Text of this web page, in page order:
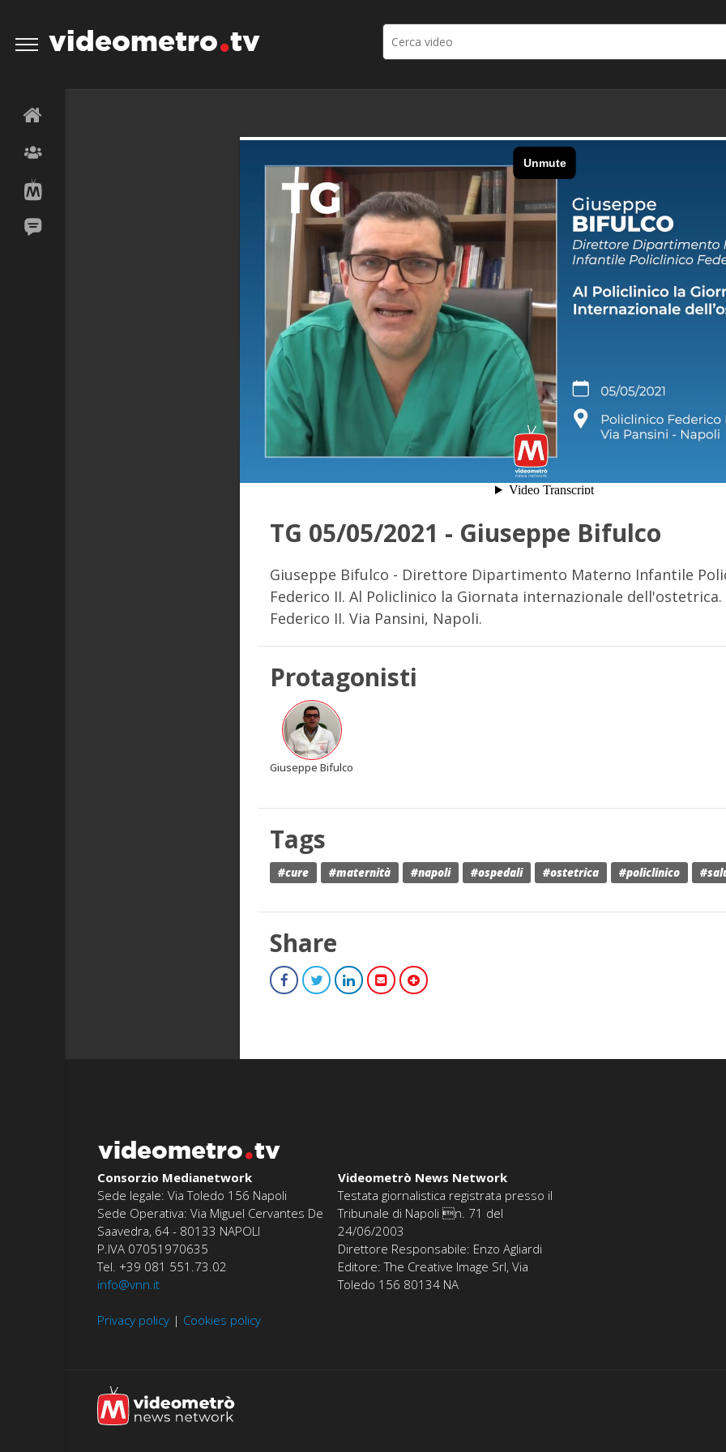
videometro tv
TG 05/05/2021 - Giuseppe Bifulco
Giuseppe Bifulco - Direttore Dipartimento Materno Infantile
Federico II. Al Policlinico la Giornata internazionale
Federico II. Via Pansini, Napoli.
Protagonisti
Giuseppe Bifulco
Tags
#cure #maternità #napoli #ospedali #ostetrica #policlinico
Share
videometro tv
Consorzio Medianetwork
Sede legale: Via Toledo 156 Napoli
Sede Operativa: Via Miguel Cervantes De
Saavedra, 64 - 80133 NAPOLI
P.IVA 07051970635
Tel. +39 081 551.73.02
info@vnn.it
Privacy policy | Cookies policy
Videometrò News Network
Testata giornalistica registrata presso il
Tribunale di Napoli n. 71 del
24/06/2003
Direttore Responsabile: Enzo Agliardi
Editore: The Creative Image Srl, Via
Toledo 156 80134 NA